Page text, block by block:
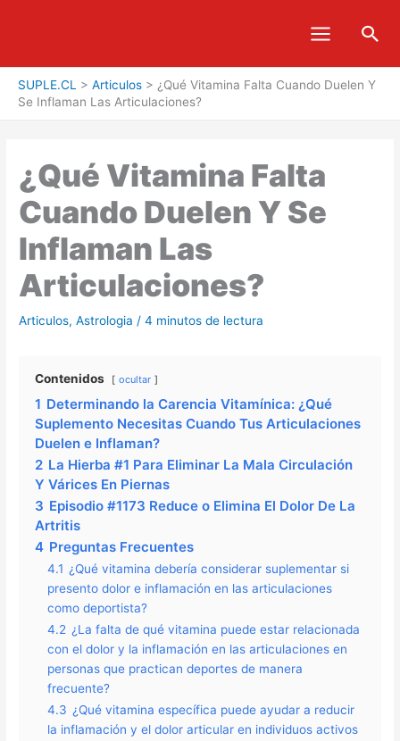
SUPLE.CL > Articulos > ¿Qué Vitamina Falta Cuando Duelen Y
Se Inflaman Las Articulaciones?
¿Qué Vitamina Falta
Cuando Duelen Y Se
Inflaman Las
Articulaciones?
Articulos,Astrologia /4 minutos de lectura
Contenidos ocultar
1 Determinando la Carencia Vitamínica: ¿Qué
Suplemento Necesitas Cuando Tus Articulaciones
Duelen e Inflaman?
2 La Hierba #1 Para Eliminar La Mala Circulación
Y Várices En Piernas
3 Episodio #1173 Reduce o Elimina El Dolor De La
Artritis
4 Preguntas Frecuentes
4.1 ¿Qué vitamina debería considerar suplementar si
presento dolor e inflamación en las articulaciones
como deportista?
4.2 ¿La falta de qué vitamina puede estar relacionada
con el dolor y la inflamación en las articulaciones en
personas que practican deportes de manera
frecuente?
4.3 ¿Qué vitamina específica puede ayudar a reducir
la inflamación y el dolor articular en individuos activos